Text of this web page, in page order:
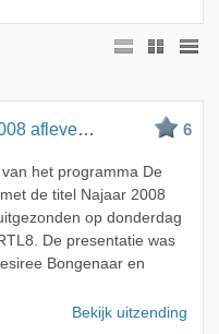
aflevering 12 6
het programma De
de titel Najaar 2008
op donderdag
De presentatie was
Bongenaar en
Bekijk uitzending